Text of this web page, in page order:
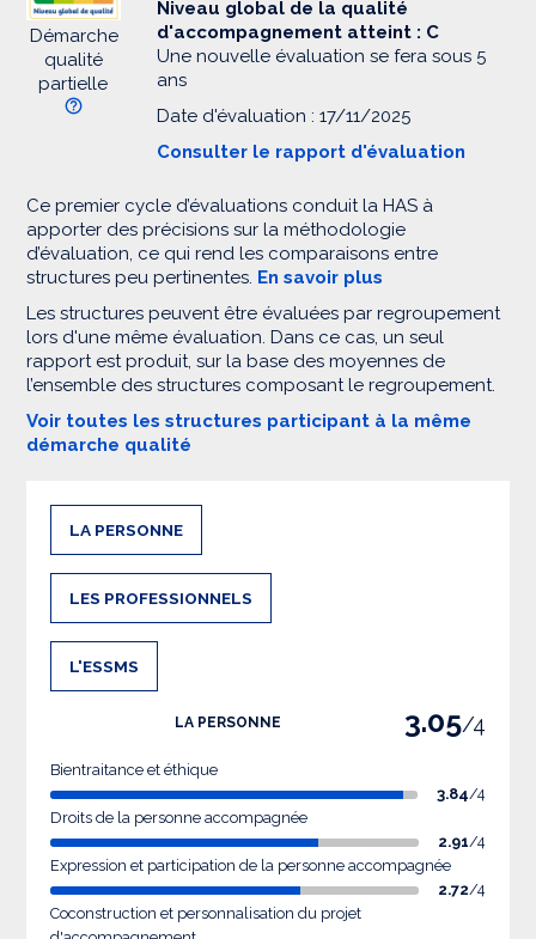
Démarche
qualité
partielle
Niveau global de la qualité
d'accompagnement atteint : C
Une nouvelle évaluation se fera sous 5
ans
Date d'évaluation : 17/11/2025
Consulter le rapport d'évaluation
Ce premier cycle d’évaluations conduit la HAS à
apporter des précisions sur la méthodologie
d’évaluation, ce qui rend les comparaisons entre
structures peu pertinentes. En savoir plus
Les structures peuvent être évaluées par regroupement
lors d'une même évaluation. Dans ce cas, un seul
rapport est produit, sur la base des moyennes de
l’ensemble des structures composant le regroupement.
Voir toutes les structures participant à la même
démarche qualité
LA PERSONNE
LES PROFESSIONNELS
L'ESSMS
LA PERSONNE 3.05/4
Bientraitance et éthique
3.84/4
Droits de la personne accompagnée
2.91/4
Expression et participation de la personne accompagnée
2.72/4
Coconstruction et personnalisation du projet